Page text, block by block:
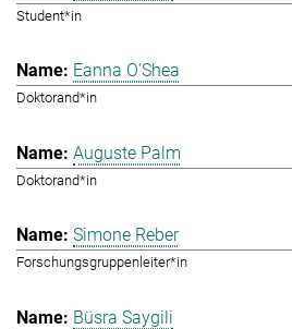
Student*in
Eanna O'Shea
Doktorand*in
Auguste Palm
Doktorand*in
Simone Reber
Forschungsgruppenleiter*in
Büsra Saygili